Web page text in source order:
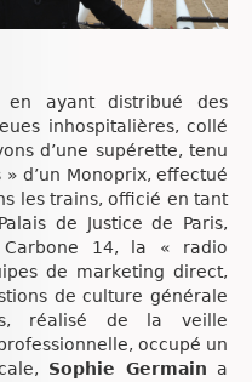
ayant distribué des
inhospitalières, collé
d’une supérette, tenu
» d’un Monoprix, effectué
les trains, officié en tant
de Justice de Paris,
14, la « radio
de marketing direct,
de culture générale
réalisé de la veille
occupé un
Sophie Germain a